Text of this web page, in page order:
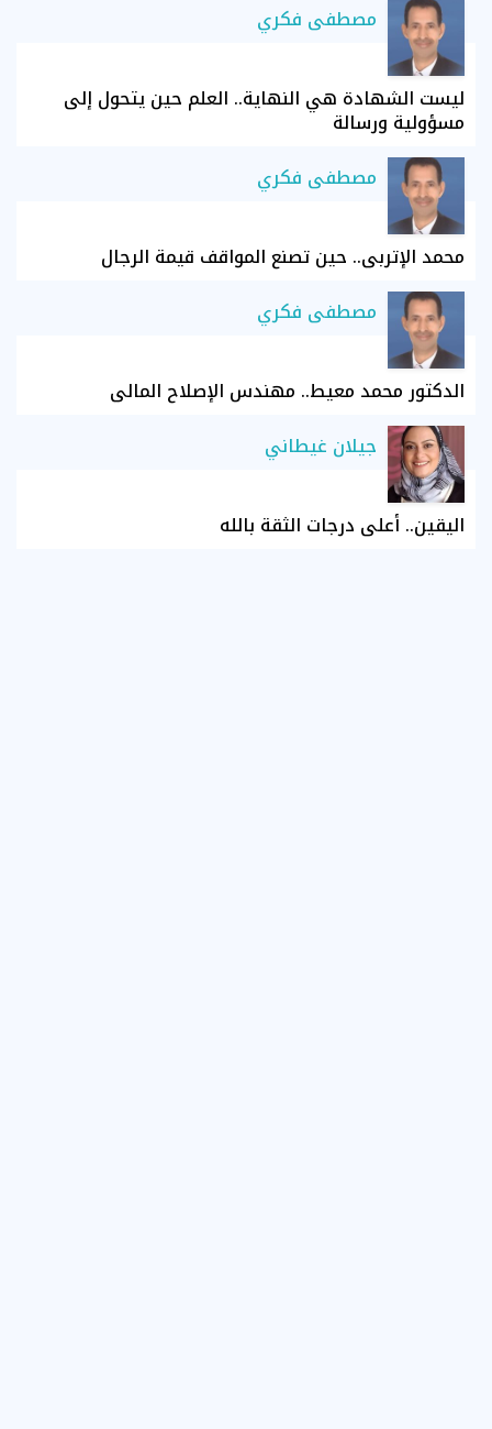
مصطفى فكري
ليست الشهادة هي النهاية.. العلم حين يتحول إلى
مسؤولية ورسالة
مصطفى فكري
محمد الإتربي.. حين تصنع المواقف قيمة الرجال
مصطفى فكري
الدكتور محمد معيط.. مهندس الإصلاح المالي
جيلان غيطاني
اليقين.. أعلى درجات الثقة بالله